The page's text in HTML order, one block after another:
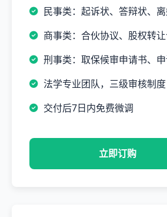
民事类：起诉状、答辩状、
商事类：合伙协议、股权转
刑事类：取保候审申请书、
法学专业团队，三级审核制度
交付后7日内免费微调
立即订购